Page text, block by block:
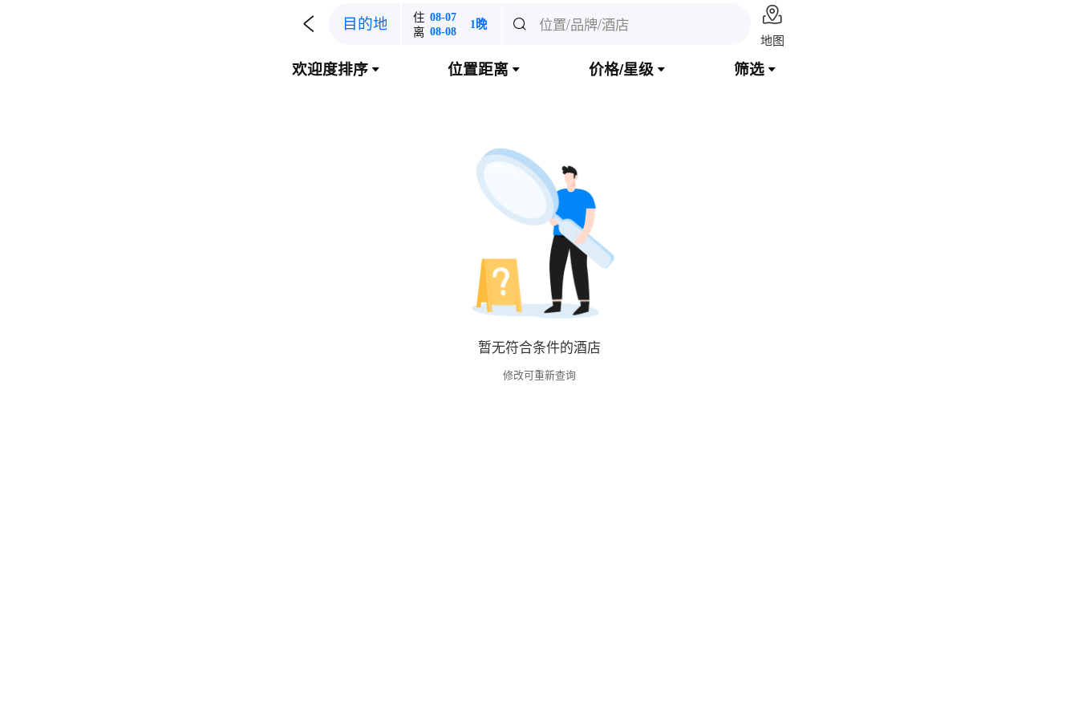
 目的地 住 08-07
离 08-08
1晚  位置/品牌/酒店 
地图
欢迎度排序 位置距离  价格/星级  筛选
暂无符合条件的酒店
修改可重新查询